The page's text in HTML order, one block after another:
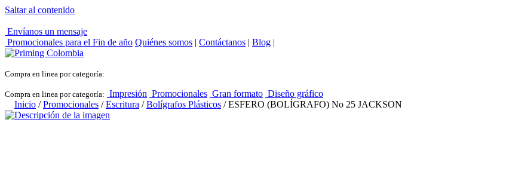
Saltar al contenido
Envíanos un mensaje
Promocionales para el Fin de año Quiénes somos | Contáctanos | Blog |
Compra en linea por categoría:
Compra en linea por categoría: Impresión Promocionales Gran formato Diseño gráfico
Inicio /Promocionales /Escritura /Bolígrafos Plásticos / ESFERO (BOLÍGRAFO) No 25 JACKSON